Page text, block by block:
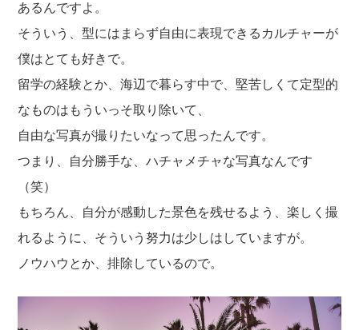
あるんですよ。
そういう、型にはまらず自由に表現できるカルチャーが
僕はとても好きで。
留学の経験とか、海辺で暮らす中で、堅苦しくて定型的
なものはもういっそ取り除いて、
自由な写真が撮りたいなって思ったんです。
つまり、自分勝手な、ハチャメチャな写真なんです
（笑）
もちろん、自分が感動した景色を残せるよう、楽しく撮
れるように、そういう努力は少しはしていますが。
ノウハウとか、排除しているので。